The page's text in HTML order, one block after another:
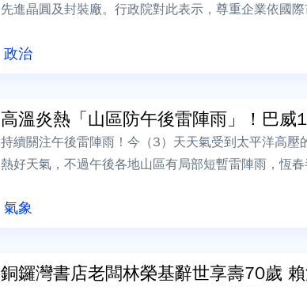
政治
先進晶圓及封裝廠。行政院對此表示，尊重企業依國
氣象
高溫炎熱「山區防午後雷陣雨」！巴威
持續關注午後雷陣雨！今（3）天天氣受到太平洋高壓
熱好天氣，不過午後各地山區有局部短暫雷陣雨，恆
銅鑼灣書店老闆林榮基辭世享壽70歲